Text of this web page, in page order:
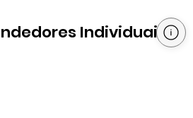
Individuais